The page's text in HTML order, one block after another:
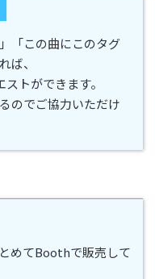
「この曲にこのタグ
ば、
トができます。
のでご協力いただけ
めてBoothで販売して